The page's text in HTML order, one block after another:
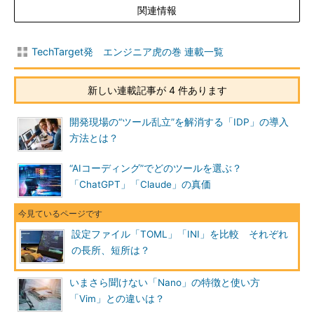
関連情報
TechTarget発 エンジニア虎の巻 連載一覧
新しい連載記事が 4 件あります
開発現場の“ツール乱立”を解消する「IDP」の導入
方法とは？
“AIコーディング”でどのツールを選ぶ？
「ChatGPT」「Claude」の真価
設定ファイル「TOML」「INI」を比較 それぞれ
の長所、短所は？
いまさら聞けない「Nano」の特徴と使い方
「Vim」との違いは？